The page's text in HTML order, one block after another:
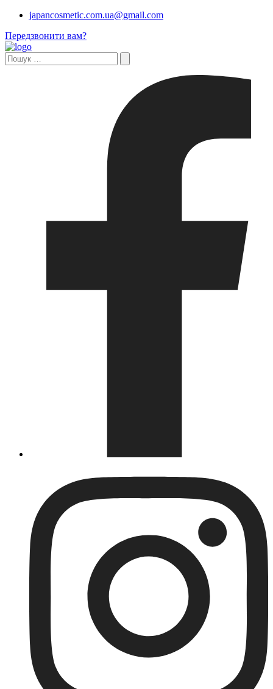
japancosmetic.com.ua@gmail.com
Передзвонити вам?